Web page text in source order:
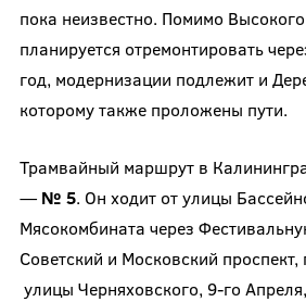
пока неизвестно. Помимо
планируется отремонтировать
год, модернизации подлежит и
которому также проложены пути.
Трамвайный маршрут в
— № 5. Он ходит от улицы
Мясокомбината через
Советский и Московский
улицы Черняховского, 9-го